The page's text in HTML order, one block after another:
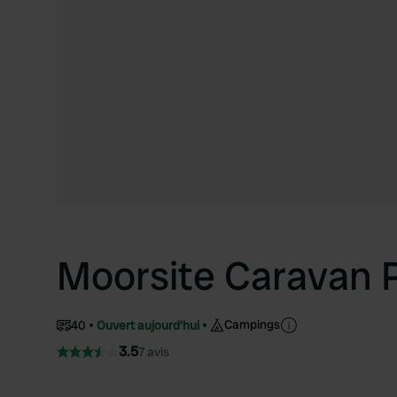
Moorsite Caravan
40 Ouvert aujourd'hui Campings
3.57 avis